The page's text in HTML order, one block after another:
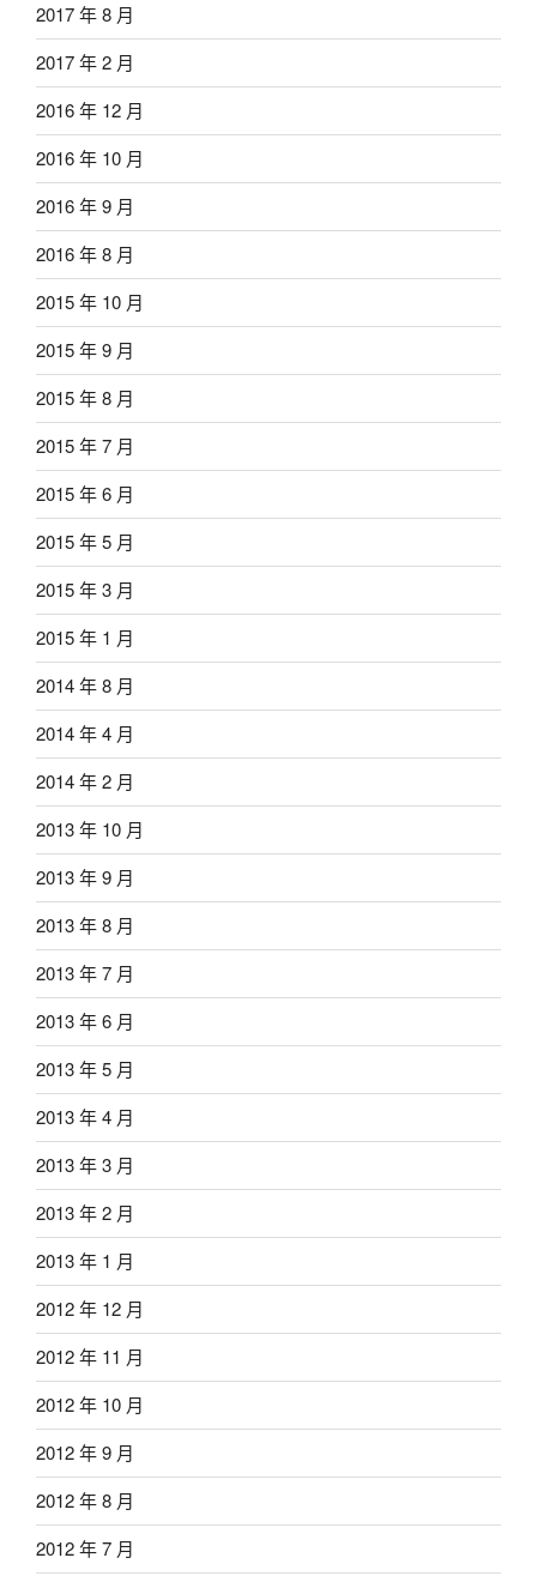
2017 年 8 月
2017 年 2 月
2016 年 12 月
2016 年 10 月
2016 年 9 月
2016 年 8 月
2015 年 10 月
2015 年 9 月
2015 年 8 月
2015 年 7 月
2015 年 6 月
2015 年 5 月
2015 年 3 月
2015 年 1 月
2014 年 8 月
2014 年 4 月
2014 年 2 月
2013 年 10 月
2013 年 9 月
2013 年 8 月
2013 年 7 月
2013 年 6 月
2013 年 5 月
2013 年 4 月
2013 年 3 月
2013 年 2 月
2013 年 1 月
2012 年 12 月
2012 年 11 月
2012 年 10 月
2012 年 9 月
2012 年 8 月
2012 年 7 月